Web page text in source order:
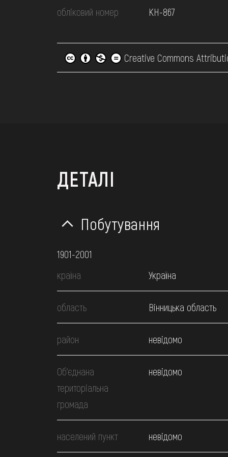
обліковий номер КН-867
Creative Commons
ДЕТАЛІ
Побутування
1901-2001
країна
Україна
область Вінницька область
район невідомо
Об’єднана
територіальна
громада
невідомо
населений пункт невідомо